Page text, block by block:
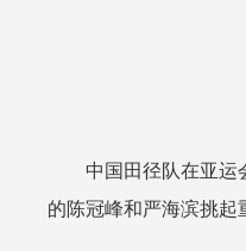
中国田径队在亚运
的陈冠峰和严海滨挑